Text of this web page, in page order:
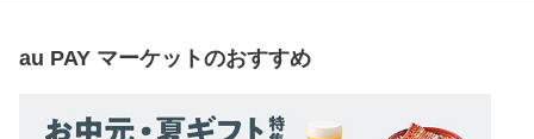
au PAY マーケットのおすすめ